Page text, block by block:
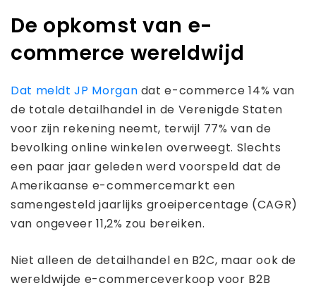
De opkomst van e-
commerce wereldwijd
Dat meldt JP Morgan dat e-commerce 14% van
de totale detailhandel in de Verenigde Staten
voor zijn rekening neemt, terwijl 77% van de
bevolking online winkelen overweegt. Slechts
een paar jaar geleden werd voorspeld dat de
Amerikaanse e-commercemarkt een
samengesteld jaarlijks groeipercentage (CAGR)
van ongeveer 11,2% zou bereiken.
Niet alleen de detailhandel en B2C, maar ook de
wereldwijde e-commerceverkoop voor B2B